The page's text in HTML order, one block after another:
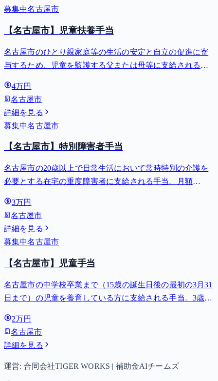
募集中名古屋市
【名古屋市】児童扶養手当
名古屋市のひとり親家庭等の生活の安定と自立の促進に寄
与するため、児童を監護する父または母等に支給される手
4万円
名古屋市
詳細を見る
募集中名古屋市
【名古屋市】特別障害者手当
名古屋市の20歳以上で日常生活において常時特別の介護を
必要とする在宅の重度障害者に支給される手当。月額
3万円
名古屋市
詳細を見る
募集中名古屋市
【名古屋市】児童手当
名古屋市の中学校卒業まで（15歳の誕生日後の最初の3月31
日まで）の児童を養育している方に支給される手当。3歳未
（第3子以降は15,000円）、中学生は月額10,000円。
2万円
名古屋市
詳細を見る
運営: 合同会社TIGER WORKS | 補助金AIチームズ